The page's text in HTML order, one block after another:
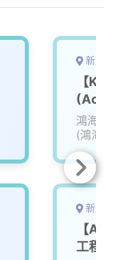
新北
【
鴻海精
(鴻海)
新北
【AI
工程師